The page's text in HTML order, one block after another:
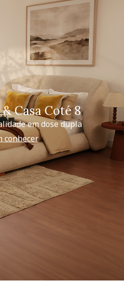
Casa Coté 8
em dose dupla
conhecer